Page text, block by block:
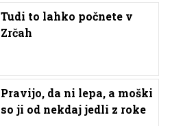
Tudi to lahko počnete v
Zrčah
Pravijo, da ni lepa, a moški
so ji od nekdaj jedli z roke